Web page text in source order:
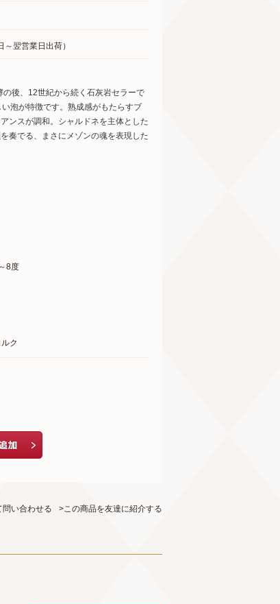
～翌営業日出荷）
後、12世紀から続く石灰岩セラーで
泡が特徴です。熟成感がもたらすブ
ンスが調和。シャルドネを主体とした
奏でる、まさにメゾンの魂を表現した
8度
ク
い合わせる >この商品を友達に紹介する